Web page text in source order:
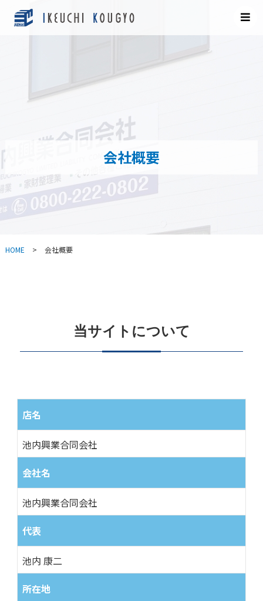
会社概要
HOME > 会社概要
当サイトについて
店名
池内興業合同会社
会社名
池内興業合同会社
代表
池内 康二
所在地